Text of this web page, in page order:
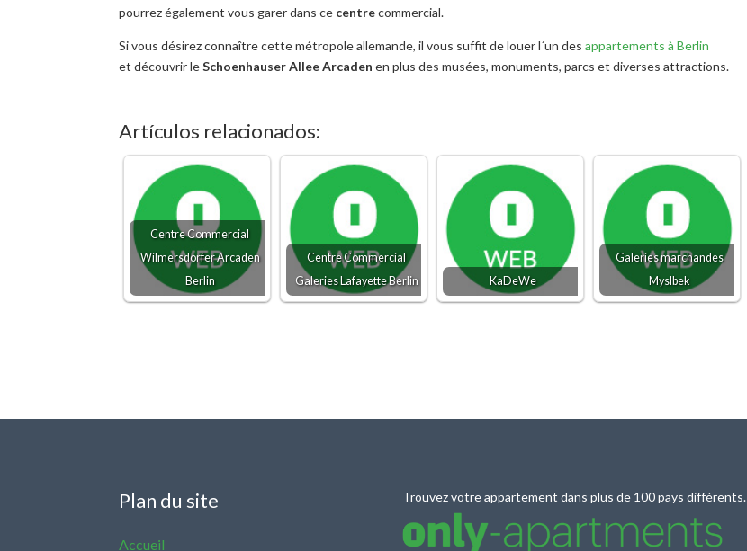
pourrez également vous garer dans ce centrecommercial.
Si vous désirez connaître cette métropole allemande, il vous suffit de louer l´un des appartements à Berlin
et découvrir leSchoenhauserAlleeArcaden en plus des musées, monuments, parcs et diverses attractions.
Artículos relacionados:
Centre Commercial
Wilmersdorfer Arcaden
Berlin
Centre Commercial
Galeries Lafayette Berlin
KaDeWe
Galeries marchandes
Myslbek
Plan du site
Accueil
Trouvez votre appartement dans plus de 100 pays différents.